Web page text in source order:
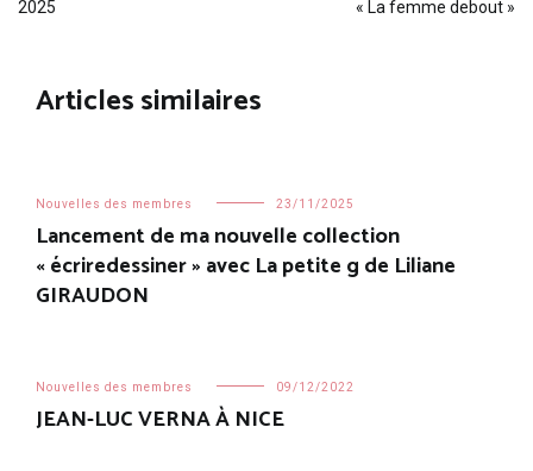
de
l’article
2025
« La femme debout »
Articles similaires
Nouvelles des membres 23/11/2025
Lancement de ma nouvelle collection
« écriredessiner » avec La petite g de Liliane
GIRAUDON
Nouvelles des membres 09/12/2022
JEAN-LUC VERNA À NICE